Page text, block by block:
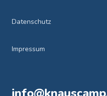
Datenschutz
Impressum